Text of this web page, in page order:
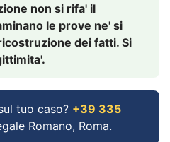
non si rifa' il
le prove ne' si
dei fatti. Si
tuo caso? +39 335
Romano, Roma.